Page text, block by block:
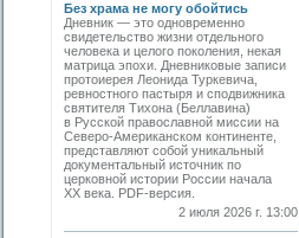
Без храма не могу обойтись
Дневник — это одновременно
свидетельство жизни отдельного
человека и целого поколения, некая
матрица эпохи. Дневниковые записи
протоиерея Леонида Туркевича,
ревностного пастыря и сподвижника
святителя Тихона (Беллавина)
в Русской православной миссии на
Северо-Американском континенте,
представляют собой уникальный
документальный источник по
церковной истории России начала
ХХ века. PDF-версия.
2 июля 2026 г. 13:00